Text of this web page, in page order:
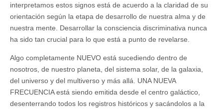
interpretamos estos signos está de acuerdo a la claridad de su
orientación según la etapa de desarrollo de nuestra alma y de
nuestra mente. Desarrollar la consciencia discriminativa nunca
ha sido tan crucial para lo que está a punto de revelarse.
Algo completamente NUEVO está sucediendo dentro de
nosotros, de nuestro planeta, del sistema solar, de la galaxia,
del universo y del multiverso y más allá. UNA NUEVA
FRECUENCIA está siendo emitida desde el centro galáctico,
desenterrando todos los registros históricos y sacándolos a la